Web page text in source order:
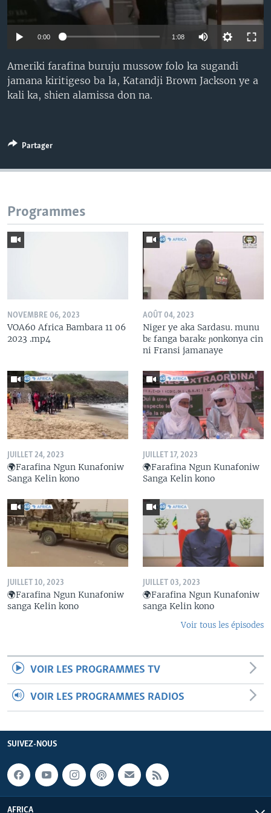
0:00 1:08
Ameriki farafina buruju mussow folo ka sugandi
jamana kiritigeso ba la, Katandji Brown Jackson ye a
kali ka, shien alamissa don na.
Partager
Programmes
NOVEMBRE 06, 2023
VOA60 Africa Bambara 11 06
2023 .mp4
AOÛT 04, 2023
Niger ye aka Sardasu. munu
bɛ fanga barakɛ ɲonkonya cin
ni Fransi jamanaye
JUILLET 24, 2023
🌍Farafina Ngun Kunafoniw
Sanga Kelin kono
JUILLET 17, 2023
🌍Farafina Ngun Kunafoniw
Sanga Kelin kono
JUILLET 10, 2023
🌍Farafina Ngun Kunafoniw
sanga Kelin kono
JUILLET 03, 2023
🌍Farafina Ngun Kunafoniw
sanga Kelin kono
Voir tous les épisodes
VOIR LES PROGRAMMES TV
VOIR LES PROGRAMMES RADIOS
SUIVEZ-NOUS
AFRICA